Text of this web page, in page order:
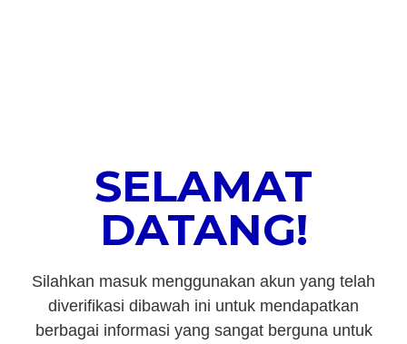
SELAMAT
DATANG!
Silahkan masuk menggunakan akun yang telah
diverifikasi dibawah ini untuk mendapatkan
berbagai informasi yang sangat berguna untuk